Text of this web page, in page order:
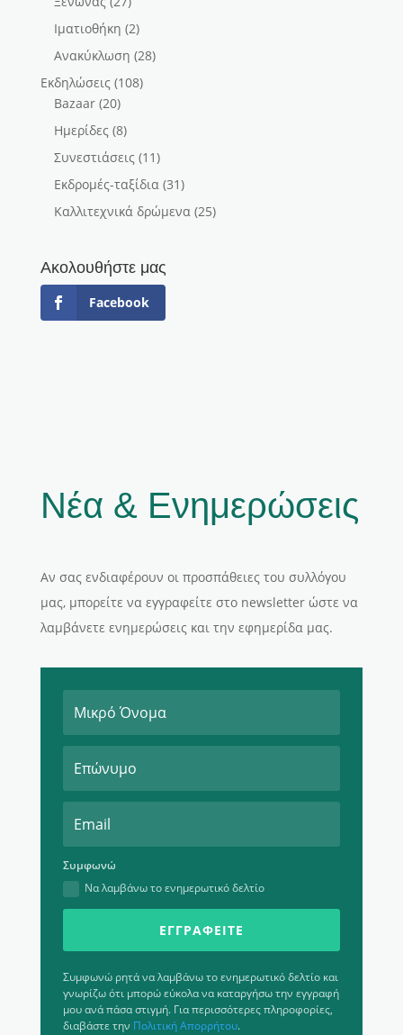
Ιματιοθήκη (2)
Ανακύκλωση (28)
Εκδηλώσεις(108)
Bazaar(20)
Ημερίδες(8)
Συνεστιάσεις(11)
Εκδρομές-ταξίδια (31)
Καλλιτεχνικά δρώμενα (25)
Ακολουθήστε μας
Facebook
Νέα & Ενημερώσεις
Αν σας ενδιαφέρουν οι προσπάθειες του συλλόγου
μας, μπορείτε να εγγραφείτε στο newsletter ώστε να
λαμβάνετε ενημερώσεις και την εφημερίδα μας.
Συμφωνώ
Να λαμβάνω το ενημερωτικό δελτίο
ΕΓΓΡΑΦΕΊΤΕ
Συμφωνώ ρητά να λαμβάνω το ενημερωτικό δελτίο και
γνωρίζω ότι μπορώ εύκολα να καταργήσω την εγγραφή
μου ανά πάσα στιγμή. Για περισσότερες πληροφορίες,
διαβάστε την Πολιτική Απορρήτου.